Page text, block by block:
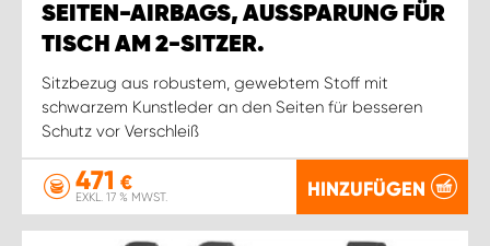
SEITEN-AIRBAGS, AUSSPARUNG FÜR
TISCH AM 2-SITZER.
Sitzbezug aus robustem, gewebtem Stoff mit
schwarzem Kunstleder an den Seiten für besseren
Schutz vor Verschleiß
471 €
EXKL. 17 % MWST. HINZUFÜGEN